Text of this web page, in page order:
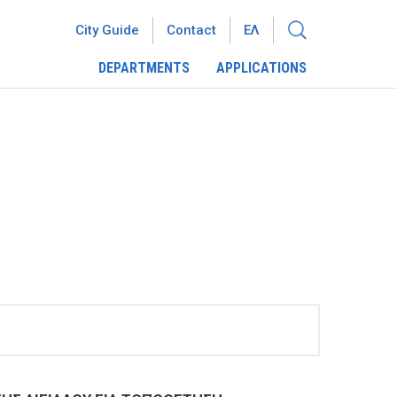
DEPARTMENTS APPLICATIONS
City Guide Contact ΕΛ